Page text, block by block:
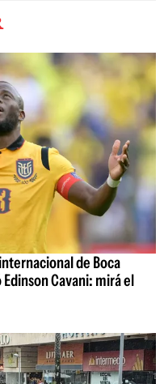
de Boca
Cavani: mirá el